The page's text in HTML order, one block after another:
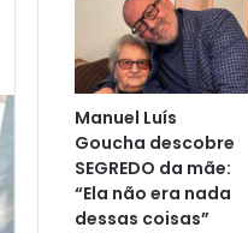
Manuel Luís
Goucha descobre
SEGREDO da mãe:
“Ela não era nada
dessas coisas”